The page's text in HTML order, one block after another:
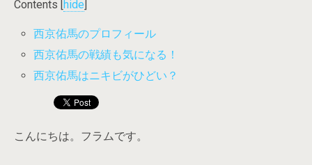
Contents [hide]
西京佑馬のプロフィール
西京佑馬の戦績も気になる！
西京佑馬はニキビがひどい？
こんにちは。フラムです。